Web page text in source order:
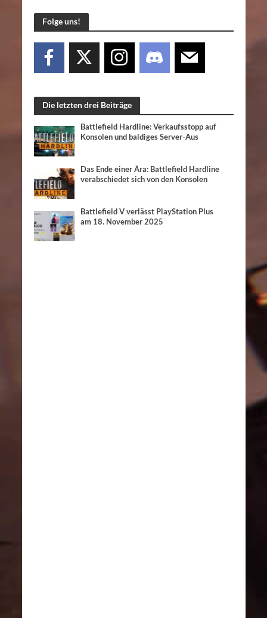
Folge uns!
Die letzten drei Beiträge
Battlefield Hardline: Verkaufsstopp auf
Konsolen und baldiges Server-Aus
Das Ende einer Ära: Battlefield Hardline
verabschiedet sich von den Konsolen
Battlefield V verlässt PlayStation Plus
am 18. November 2025